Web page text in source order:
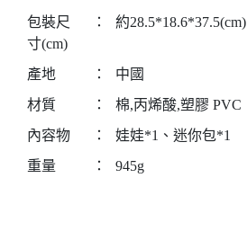
包裝尺
寸(cm)
： 約28.5*18.6*37.5(cm)
產地 ：
中國
材質
：
棉,丙烯酸,塑膠 PVC
內容物
：
娃娃*1、迷你包*1
重量
： 945g